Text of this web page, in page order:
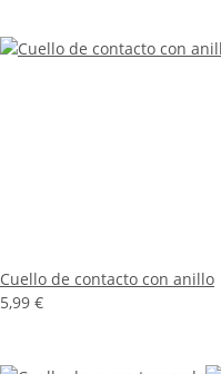
Cuello de contacto con anillo
5,99 €